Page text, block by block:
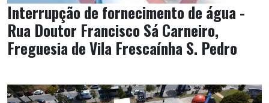
Interrupção de fornecimento de água -
Rua Doutor Francisco Sá Carneiro,
Freguesia de Vila Frescaínha S. Pedro